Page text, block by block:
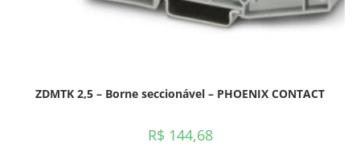
ZDMTK 2,5 – Borne seccionável – PHOENIX CONTACT
R$ 144,68